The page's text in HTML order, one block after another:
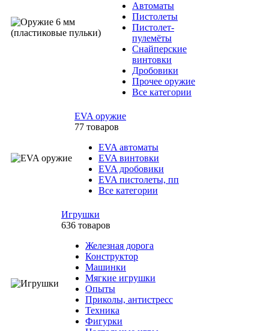
Автоматы
Пистолеты
Пистолет-
пулемёты
Снайперские
винтовки
Дробовики
Прочее оружие
Все категории
EVA оружие
77 товаров
EVA автоматы
EVA винтовки
EVA дробовики
EVA пистолеты, пп
Все категории
Игрушки
636 товаров
Железная дорога
Конструктор
Машинки
Мягкие игрушки
Опыты
Приколы, антистресс
Техника
Фигурки